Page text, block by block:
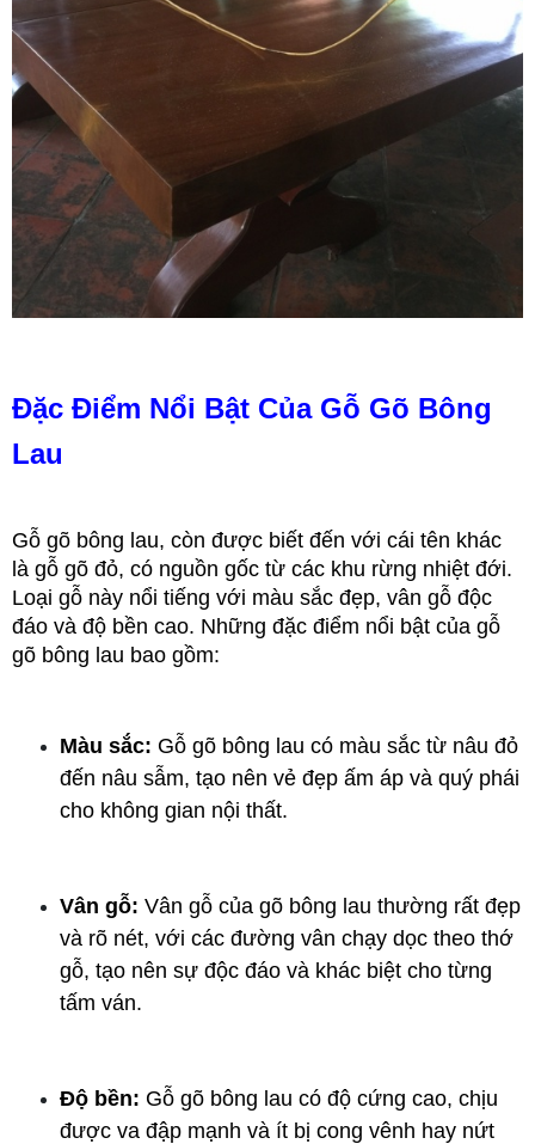
Đặc Điểm Nổi Bật Của Gỗ Gõ Bông
Lau
Gỗ gõ bông lau, còn được biết đến với cái tên khác
là gỗ gõ đỏ, có nguồn gốc từ các khu rừng nhiệt đới.
Loại gỗ này nổi tiếng với màu sắc đẹp, vân gỗ độc
đáo và độ bền cao. Những đặc điểm nổi bật của gỗ
gõ bông lau bao gồm:
Màu sắc: Gỗ gõ bông lau có màu sắc từ nâu đỏ
đến nâu sẫm, tạo nên vẻ đẹp ấm áp và quý phái
cho không gian nội thất.
Vân gỗ: Vân gỗ của gõ bông lau thường rất đẹp
và rõ nét, với các đường vân chạy dọc theo thớ
gỗ, tạo nên sự độc đáo và khác biệt cho từng
tấm ván.
Độ bền: Gỗ gõ bông lau có độ cứng cao, chịu
được va đập mạnh và ít bị cong vênh hay nứt